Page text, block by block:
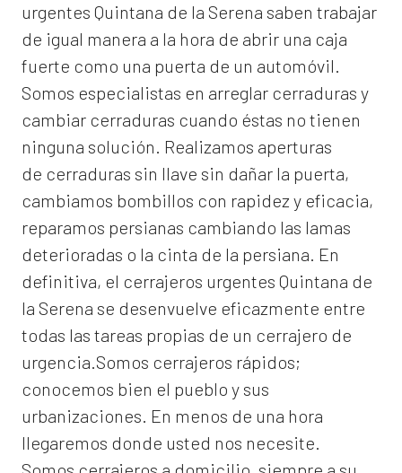
urgentes Quintana de la Serena saben trabajar
de igual manera a la hora de abrir una caja
fuerte como una puerta de un automóvil.
Somos especialistas en arreglar cerraduras y
cambiar cerraduras cuando éstas no tienen
ninguna solución. Realizamos aperturas
de cerraduras sin llave sin dañar la puerta,
cambiamos bombillos con rapidez y eficacia,
reparamos persianas cambiando las lamas
deterioradas o la cinta de la persiana. En
definitiva, el cerrajeros urgentes Quintana de
la Serena se desenvuelve eficazmente entre
todas las tareas propias de un cerrajero de
urgencia.Somos cerrajeros rápidos;
conocemos bien el pueblo y sus
urbanizaciones. En menos de una hora
llegaremos donde usted nos necesite.